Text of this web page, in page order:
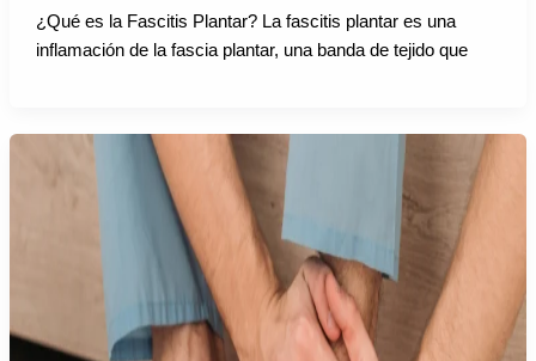
¿Qué es la Fascitis Plantar? La fascitis plantar es una
inflamación de la fascia plantar, una banda de tejido que